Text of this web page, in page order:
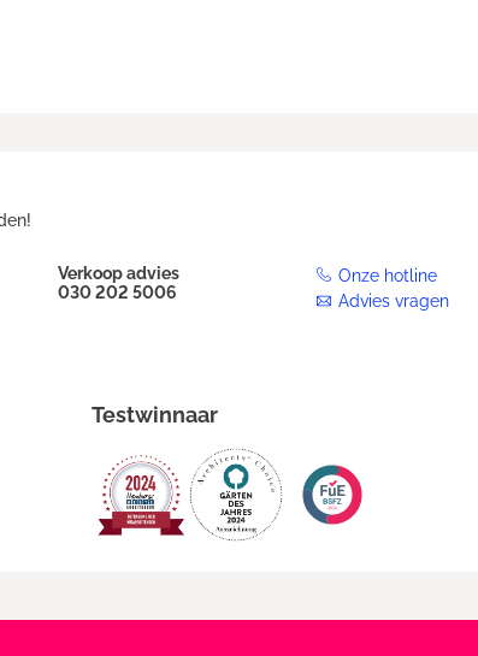
Verkoop advies
030 202 5006
Onze hotline
Advies vragen
Testwinnaar